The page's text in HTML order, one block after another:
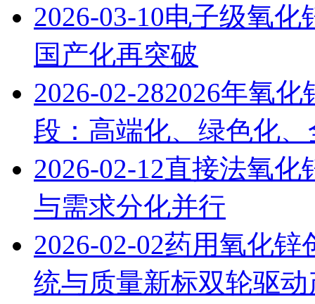
2026-03-10电子级氧化
国产化再突破
2026-02-282026年氧
段：高端化、绿色化
2026-02-12直接法氧化
与需求分化并行
2026-02-02药用氧化锌
统与质量新标双轮驱